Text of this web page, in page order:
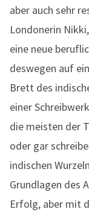
aber auch sehr
Londonerin
eine neue
deswegen auf
Brett des
einer
die meisten der
oder gar
indischen
Grundlagen des
Erfolg, aber mit